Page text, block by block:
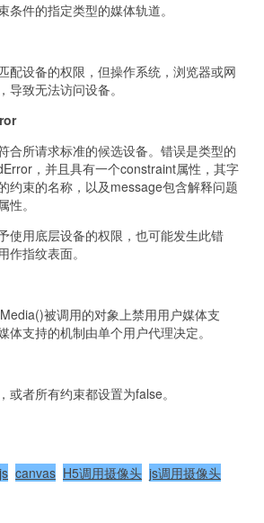
条件的指定类型的媒体轨道。
配设备的权限，但操作系统，浏览器或网
导致无法访问设备。
合所请求标准的候选设备。错误是类型的
，并且具有一个constraint属性，其字
约束的名称，以及message包含解释问题
性。
使用底层设备的权限，也可能发生此错
作指纹表面。
被调用的对象上禁用用户媒体支
体支持的机制由单个用户代理决定。
或者所有约束都设置为false。
js canvas H5调用摄像头 js调用摄像头